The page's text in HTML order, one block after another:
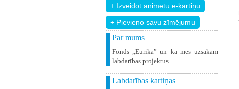
+ Pievieno savu zīmējumu
Par mums
Fonds „Eurika” un kā mēs uzsākām
labdarības projektus
Labdarības kartiņas